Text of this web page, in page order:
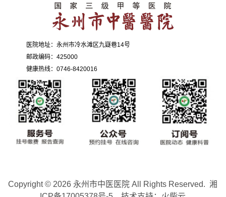
医院地址：永州市冷水滩区九嶷巷14号
邮政编码：425000
健康热线：0746-8420016
Copyright © 2026 永州市中医医院 All Rights Reserved.湘